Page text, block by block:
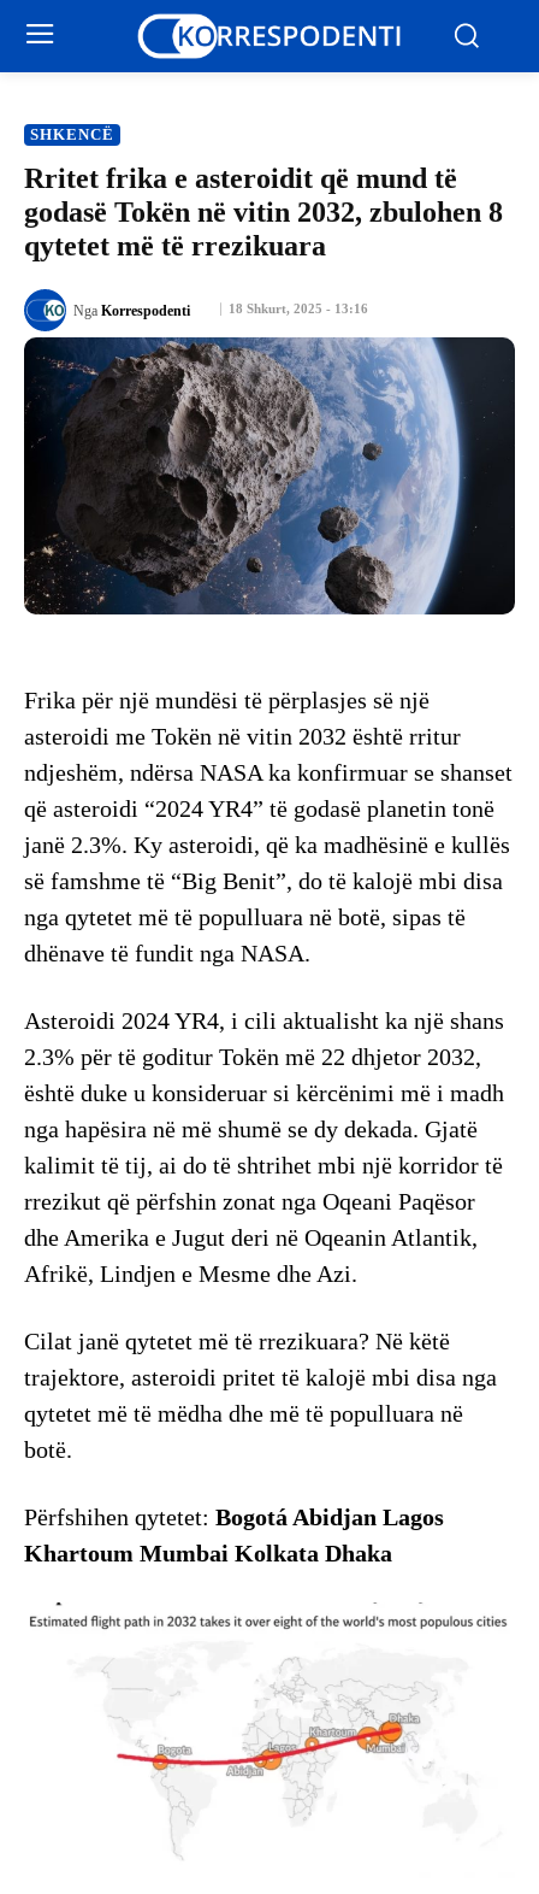
SHKENCË
Rritet frika e asteroidit që mund të
godasë Tokën në vitin 2032, zbulohen 8
qytetet më të rrezikuara
18 Shkurt, 2025 - 13:16
Nga Korrespodenti
Frika për një mundësi të përplasjes së një
asteroidi me Tokën në vitin 2032 është rritur
ndjeshëm, ndërsa NASA ka konfirmuar se shanset
që asteroidi “2024 YR4” të godasë planetin tonë
janë 2.3%. Ky asteroidi, që ka madhësinë e kullës
së famshme të “Big Benit”, do të kalojë mbi disa
nga qytetet më të populluara në botë, sipas të
dhënave të fundit nga NASA.
Asteroidi 2024 YR4, i cili aktualisht ka një shans
2.3% për të goditur Tokën më 22 dhjetor 2032,
është duke u konsideruar si kërcënimi më i madh
nga hapësira në më shumë se dy dekada. Gjatë
kalimit të tij, ai do të shtrihet mbi një korridor të
rrezikut që përfshin zonat nga Oqeani Paqësor
dhe Amerika e Jugut deri në Oqeanin Atlantik,
Afrikë, Lindjen e Mesme dhe Azi.
Cilat janë qytetet më të rrezikuara? Në këtë
trajektore, asteroidi pritet të kalojë mbi disa nga
qytetet më të mëdha dhe më të populluara në
botë.
Përfshihen qytetet: Bogotá Abidjan Lagos
Khartoum Mumbai Kolkata Dhaka